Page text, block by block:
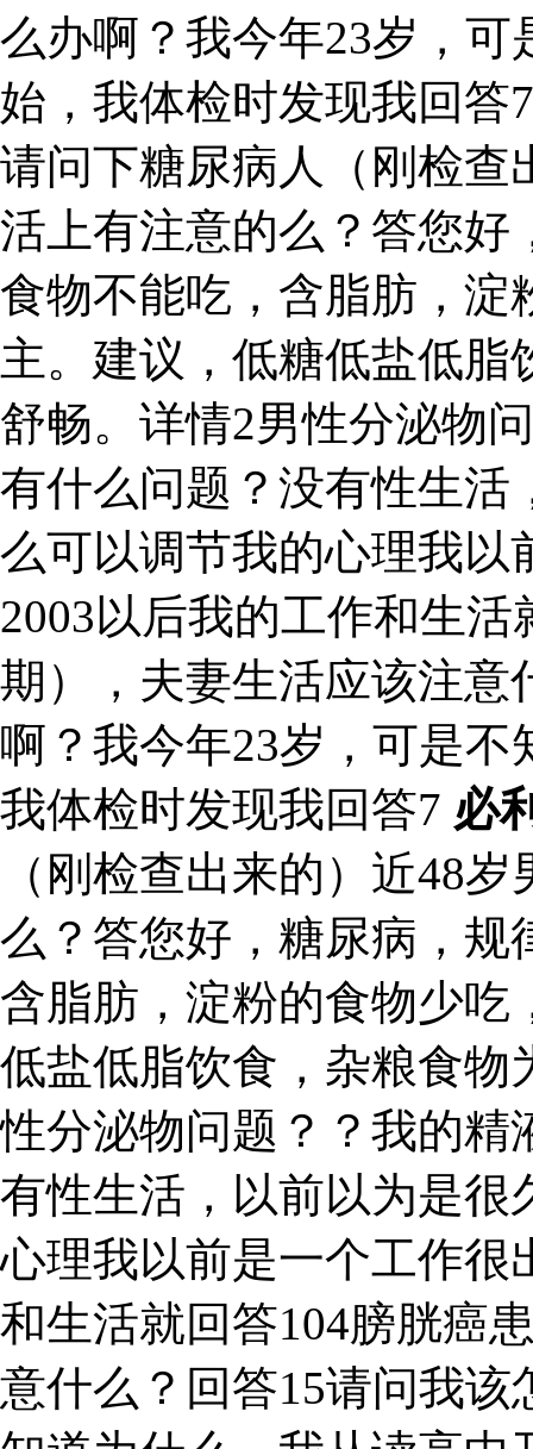
么办啊？我今年23岁，
始，我体检时发现我回答
请问下糖尿病人（刚检查
活上有注意的么？答您好
食物不能吃，含脂肪，淀
主。建议，低糖低盐低
舒畅。详情2男性分泌物
有什么问题？没有性生活
么可以调节我的心理我以
2003以后我的工作和生
期），夫妻生活应该注意
啊？我今年23岁，可是
我体检时发现我回答7 必
（刚检查出来的）近48
么？答您好，糖尿病，规
含脂肪，淀粉的食物少吃
低盐低脂饮食，杂粮食物
性分泌物问题？？我的精
有性生活，以前以为是很
心理我以前是一个工作很
和生活就回答104膀胱癌
意什么？回答15请问我